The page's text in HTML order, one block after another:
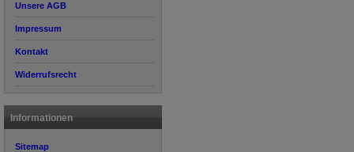
Unsere AGB
Impressum
Kontakt
Widerrufsrecht
Informationen
Sitemap